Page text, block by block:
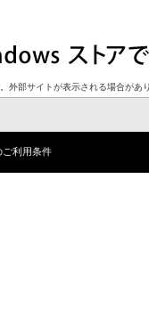
外部サイトが表示される場合があ
ご利用条件